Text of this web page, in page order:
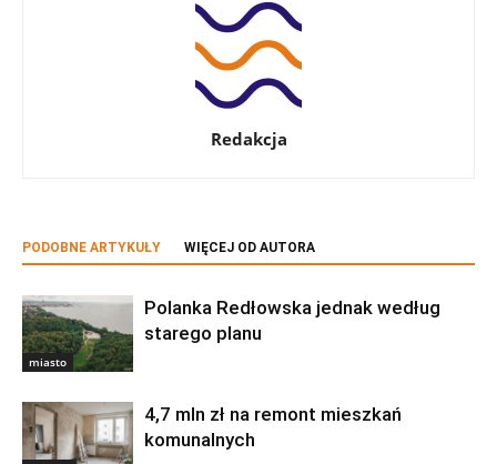
Redakcja
PODOBNE ARTYKUŁY WIĘCEJ OD AUTORA
miasto
Polanka Redłowska jednak według
starego planu
4,7 mln zł na remont mieszkań
komunalnych